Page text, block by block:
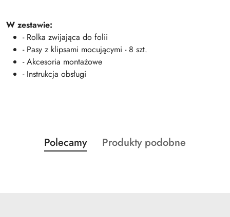
W zestawie:
- Rolka zwijająca do folii
- Pasy z klipsami mocującymi - 8 szt.
- Akcesoria montażowe
- Instrukcja obsługi
Pomiń karuzelę produktów
Produkty
o
Polecamy
Produkty
Produkty podobne